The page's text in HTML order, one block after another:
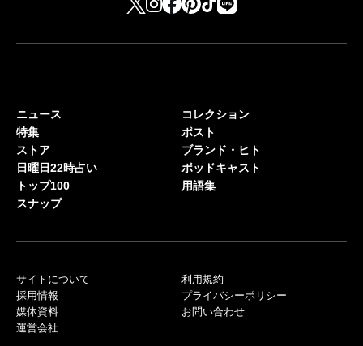
ニュース
特集
ストア
日曜日22時占い
トップ100
スナップ
コレクション
ポスト
ブランド・ヒト
ポッドキャスト
用語集
サイトについて
採用情報
媒体資料
運営会社
利用規約
プライバシーポリシー
お問い合わせ